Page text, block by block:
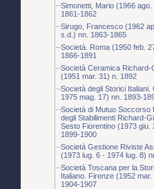
Simonetti, Mario (1966 ago.
1861-1862
Sirugo, Francesco (1962
s.d.) nn. 1863-1865
Società. Roma (1950 feb.
1866-1891
Società Ceramica Richard-
(1951 mar. 31) n. 1892
Società degli Storici
1975 mag. 17) nn. 1893-
Società di Mutuo Soccorso
degli Stabilimenti Richard-
Sesto Fiorentino (1973 giu.
1899-1900
Società Gestione Riviste
(1973 lug. 6 - 1974 lug. 8)
Società Toscana per la
Italiano. Firenze (1952 mar.
1904-1907